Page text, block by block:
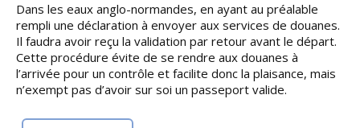
Dans les eaux anglo-normandes, en ayant au préalable
rempli une déclaration à envoyer aux services de douanes.
Il faudra avoir reçu la validation par retour avant le départ.
Cette procédure évite de se rendre aux douanes à
l’arrivée pour un contrôle et facilite donc la plaisance, mais
n’exempt pas d’avoir sur soi un passeport valide.